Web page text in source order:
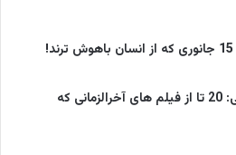
بهترین فیلم های دیستوپیایی: 20 تا از فیلم های آخرالزمانی که